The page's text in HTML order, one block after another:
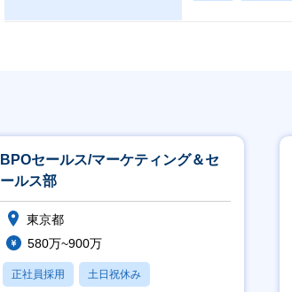
BPOセールス/マーケティング＆セ
ールス部
東京都
580万~900万
正社員採用 土日祝休み